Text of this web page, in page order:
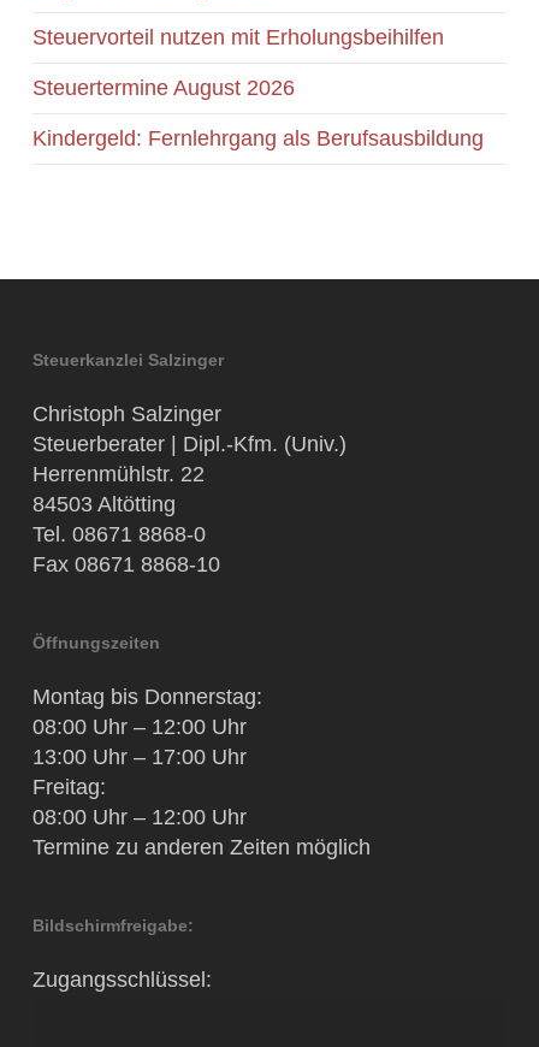
Steuervorteil nutzen mit Erholungsbeihilfen
Steuertermine August 2026
Kindergeld: Fernlehrgang als Berufsausbildung
Steuerkanzlei Salzinger
Christoph Salzinger
Steuerberater | Dipl.-Kfm. (Univ.)
Herrenmühlstr. 22
84503 Altötting
Tel. 08671 8868-0
Fax 08671 8868-10
Öffnungszeiten
Montag bis Donnerstag:
08:00 Uhr – 12:00 Uhr
13:00 Uhr – 17:00 Uhr
Freitag:
08:00 Uhr – 12:00 Uhr
Termine zu anderen Zeiten möglich
Bildschirmfreigabe:
Zugangsschlüssel: